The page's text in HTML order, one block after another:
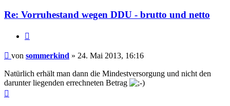
Re: Vorruhestand wegen DDU - brutto und netto
Beitrag
von sommerkind » 24. Mai 2013, 16:16
Natürlich erhält man dann die Mindestversorgung und nicht den
darunter liegenden errechneten Betrag